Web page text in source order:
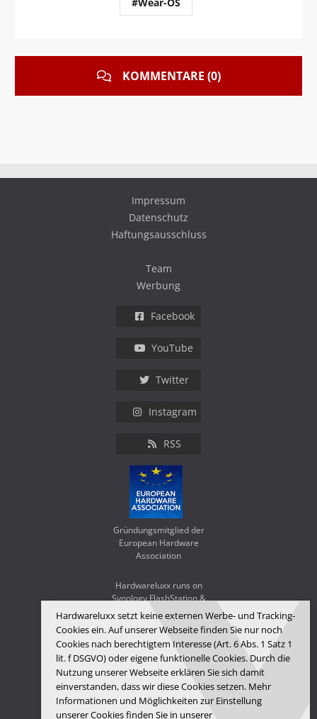
KOMMENTARE (0)
Hardwareluxx setzt keine externen Werbe- und Tracking-
Cookies ein. Auf unserer Webseite finden Sie nur noch
Cookies nach berechtigtem Interesse (Art. 6 Abs. 1 Satz 1
lit. f DSGVO) oder eigene funktionelle Cookies. Durch die
Nutzung unserer Webseite erklären Sie sich damit
einverstanden, dass wir diese Cookies setzen. Mehr
Informationen und Möglichkeiten zur Einstellung
unserer Cookies finden Sie in unserer
Impressum
Datenschutz
Haftungsausschluss
Team
Werbung
Facebook
YouTube
Twitter
Instagram
RSS
Gründungsmitglied der
European Hardware
Association
Hardwareluxx runs on
Synology FlashStation &
WD Red SA500